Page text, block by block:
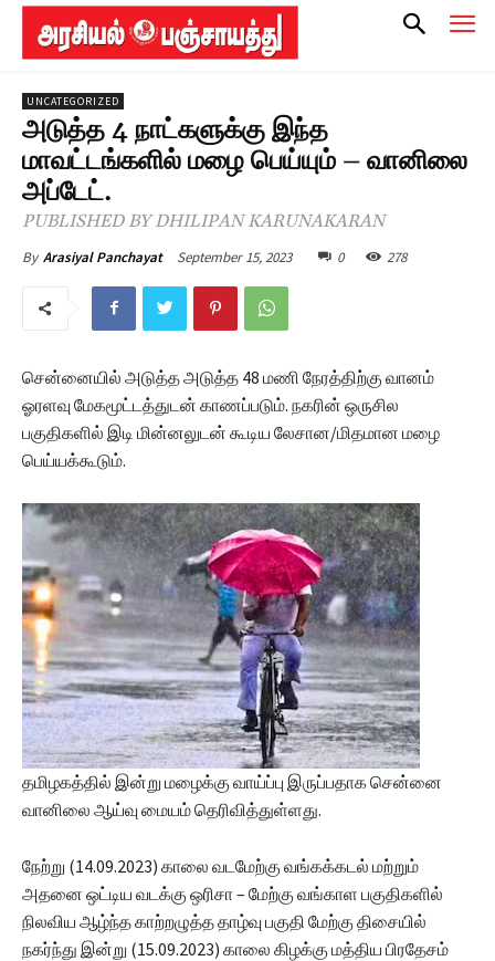
UNCATEGORIZED
அடுத்த 4 நாட்களுக்கு இந்த
மாவட்டங்களில் மழை பெய்யும் – வானிலை
அப்டேட்.
PUBLISHED BY DHILIPAN KARUNAKARAN
By Arasiyal Panchayat September 15, 2023 0 278
சென்னையில் அடுத்த அடுத்த 48 மணி நேரத்திற்கு வானம்
ஓரளவு மேகமூட்டத்துடன் காணப்படும். நகரின் ஒருசில
பகுதிகளில் இடி மின்னலுடன் கூடிய லேசான/மிதமான மழை
பெய்யக்கூடும்.
தமிழகத்தில் இன்று மழைக்கு வாய்ப்பு இருப்பதாக சென்னை
வானிலை ஆய்வு மையம் தெரிவித்துள்ளது.
நேற்று (14.09.2023) காலை வடமேற்கு வங்கக்கடல் மற்றும்
அதனை ஒட்டிய வடக்கு ஒரிசா – மேற்கு வங்காள பகுதிகளில்
நிலவிய ஆழ்ந்த காற்றழுத்த தாழ்வு பகுதி மேற்கு திசையில்
நகர்ந்து இன்று (15.09.2023) காலை கிழக்கு மத்திய பிரதேசம்